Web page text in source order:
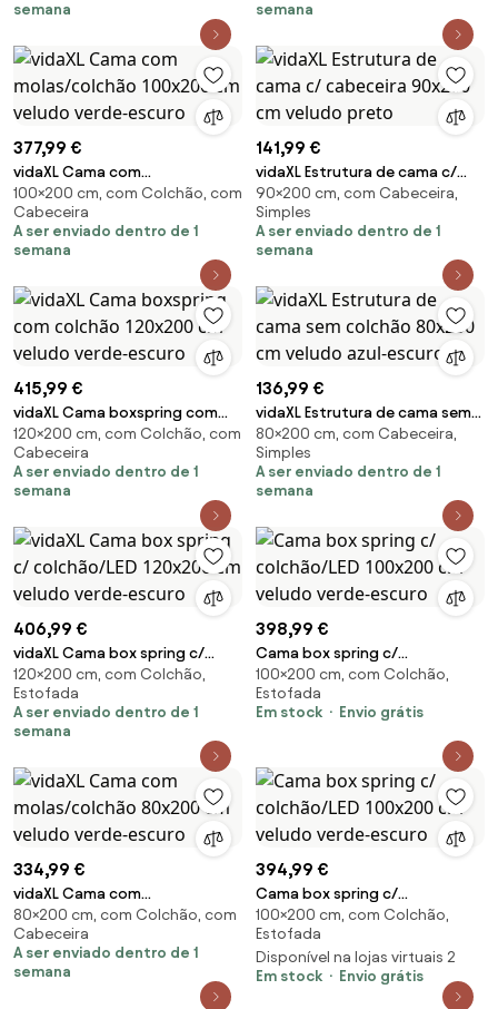
semana
semana
377,99 €
vidaXL Cama com
molas/colchão 100x200 cm
veludo verde-escuro
100×200 cm, com Colchão, com
Cabeceira
A ser enviado dentro de 1
semana
141,99 €
vidaXL Estrutura de cama c/
cabeceira 90x200 cm veludo
preto
90×200 cm, com Cabeceira,
Simples
A ser enviado dentro de 1
semana
415,99 €
vidaXL Cama boxspring com
colchão 120x200 cm veludo
verde-escuro
120×200 cm, com Colchão, com
Cabeceira
A ser enviado dentro de 1
semana
136,99 €
vidaXL Estrutura de cama sem
colchão 80x200 cm veludo
azul-escuro
80×200 cm, com Cabeceira,
Simples
A ser enviado dentro de 1
semana
406,99 €
vidaXL Cama box spring c/
colchão/LED 120x200 cm
veludo verde-escuro
120×200 cm, com Colchão,
Estofada
A ser enviado dentro de 1
semana
398,99 €
Cama box spring c/
colchão/LED 100x200 cm
veludo verde-escuro
100×200 cm, com Colchão,
Estofada
Em stock
Envio grátis
334,99 €
vidaXL Cama com
molas/colchão 80x200 cm
veludo verde-escuro
80×200 cm, com Colchão, com
Cabeceira
A ser enviado dentro de 1
semana
394,99 €
Cama box spring c/
colchão/LED 100x200 cm
veludo verde-escuro
100×200 cm, com Colchão,
Estofada
Disponível na lojas virtuais 2
Em stock
Envio grátis